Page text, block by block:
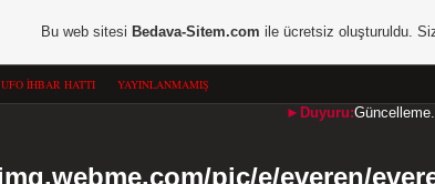
UFO İHBAR HATTI YAYINLANMAMIŞ
►Duyuru:
Bu web sitesi Bedava-Sitem.com ile ücretsiz oluşturuldu.